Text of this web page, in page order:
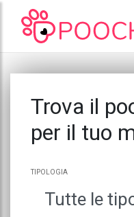
Trova il
per il tuo
TIPOLOGIA
Tutte le